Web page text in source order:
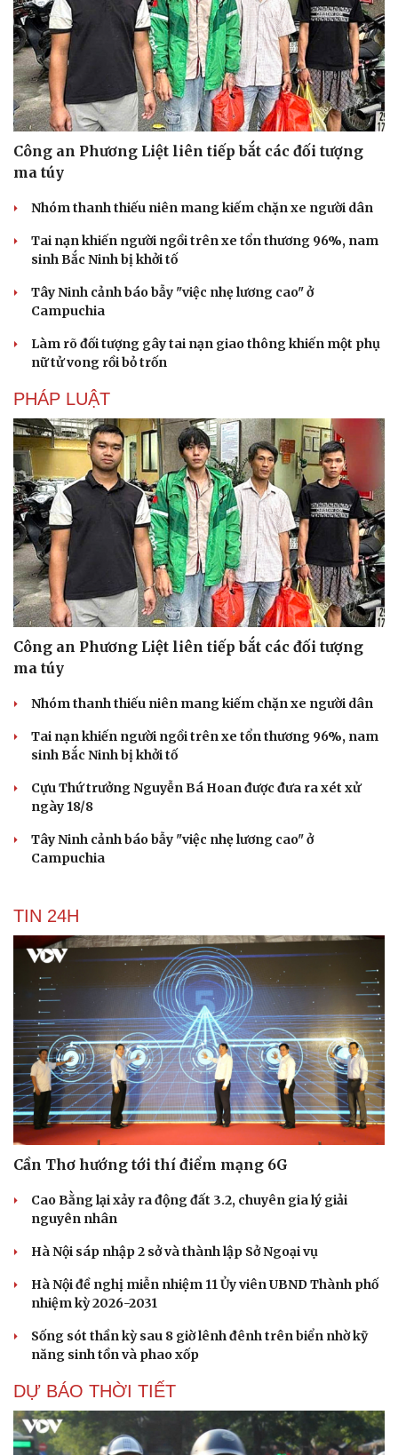
Tư vấn
Săn Tour
check-in
Cửa sổ tình yêu
Kể chuyện cho bé
Hạt giống tâm hồn
Công an Phương Liệt liên tiếp bắt các đối tượng
ma túy
Nhóm thanh thiếu niên mang kiếm chặn xe người dân
Tai nạn khiến người ngồi trên xe tổn thương 96%, nam
sinh Bắc Ninh bị khởi tố
Tây Ninh cảnh báo bẫy "việc nhẹ lương cao" ở
Campuchia
Làm rõ đối tượng gây tai nạn giao thông khiến một phụ
nữ tử vong rồi bỏ trốn
PHÁP LUẬT
Công an Phương Liệt liên tiếp bắt các đối tượng
ma túy
Nhóm thanh thiếu niên mang kiếm chặn xe người dân
Tai nạn khiến người ngồi trên xe tổn thương 96%, nam
sinh Bắc Ninh bị khởi tố
Cựu Thứ trưởng Nguyễn Bá Hoan được đưa ra xét xử
ngày 18/8
Tây Ninh cảnh báo bẫy "việc nhẹ lương cao" ở
Campuchia
TIN 24H
Cần Thơ hướng tới thí điểm mạng 6G
Cao Bằng lại xảy ra động đất 3.2, chuyên gia lý giải
nguyên nhân
Hà Nội sáp nhập 2 sở và thành lập Sở Ngoại vụ
Hà Nội đề nghị miễn nhiệm 11 Ủy viên UBND Thành phố
nhiệm kỳ 2026-2031
Sống sót thần kỳ sau 8 giờ lênh đênh trên biển nhờ kỹ
năng sinh tồn và phao xốp
DỰ BÁO THỜI TIẾT